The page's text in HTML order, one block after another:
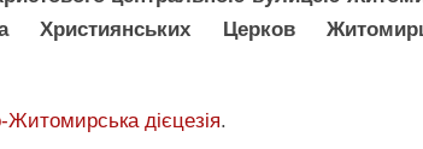
Християнських Церков
Житомирська дієцезія.